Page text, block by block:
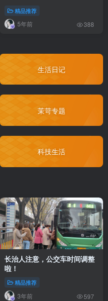
精品推荐
5年前 388
生活日记
茉苛专题
科技生活
长治人注意，公交车时间调整
啦！
精品推荐
3年前 597